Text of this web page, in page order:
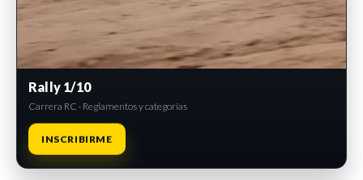
Rally 1/10
Carrera RC · Reglamentos y categorías
INSCRIBIRME